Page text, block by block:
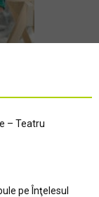
– Teatru
pe Înţelesul